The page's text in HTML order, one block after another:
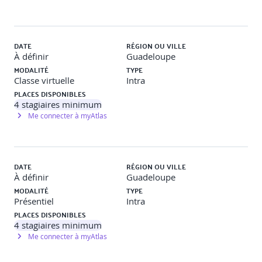
pressions.
Introduction au widget GestureDetector pour capter les
gestes de l'utilisateur.
Utilisation des composants interactifs : ElevatedButton,
TextField, Checkbox, Switch.
simples.
Bonnes pratiques d'accessibilité et d'expérience
utilisateur.
Travaux pratiques
Objectif: Implémenter des composants interactifs-réactifs
DATE
À définir
RÉGION OU VILLE
Guadeloupe
MODALITÉ
Classe virtuelle
TYPE
Intra
PLACES DISPONIBLES
4 stagiaires minimum
Me connecter à myAtlas
DATE
À définir
RÉGION OU VILLE
Guadeloupe
MODALITÉ
Présentiel
TYPE
Intra
PLACES DISPONIBLES
4 stagiaires minimum
Me connecter à myAtlas